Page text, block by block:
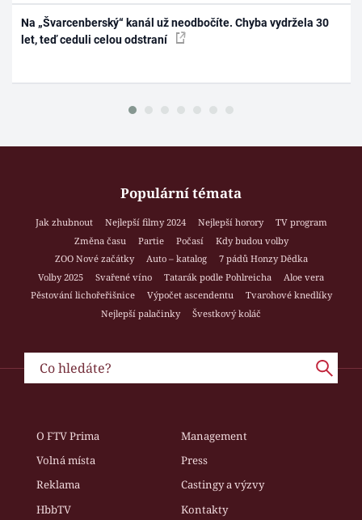
Na „Švarcenberský“ kanál už neodbočíte. Chyba vydržela 30
let, teď ceduli celou odstraní
Populární témata
Jak zhubnout Nejlepší filmy 2024 Nejlepší horory
TV program
Změna času
Partie Počasí
Kdy budou volby
ZOO Nové začátky
Auto – katalog
7 pádů Honzy Dědka
Volby 2025
Svařené víno Tatarák podle Pohlreicha
Aloe vera
Pěstování lichořeřišnice
Výpočet ascendentu
Tvarohové knedlíky
Nejlepší palačinky
Švestkový koláč
O FTV Prima
Management
Volná místa
Press
Reklama
Castingy a výzvy
HbbTV
Kontakty